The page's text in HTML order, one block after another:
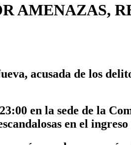
AMENAZAS,
acusada de los
en la sede de la
en el